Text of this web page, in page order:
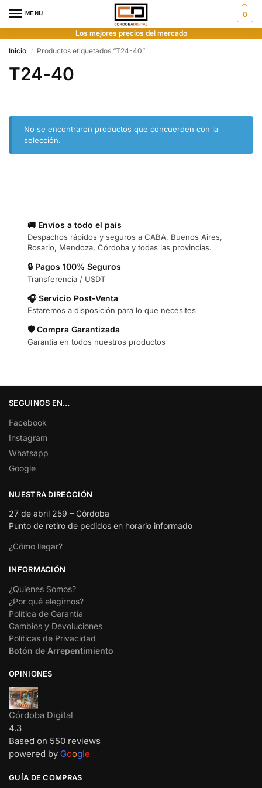
MENU 0
Los mejores precios del mercado
Inicio
/ Productos etiquetados “T24-40”
T24-40
No se encontraron productos que concuerden con la
selección.
🚚 Envíos a todo el país
Despachos rápidos y seguros a CABA, Buenos Aires,
Rosario, Mendoza, Córdoba y todas las provincias.
🔒 Pagos 100% Seguros
Transferencia / USDT
🎧 Servicio Post-Venta
Estaremos a disposición para lo que necesites
🛡️ Compra Garantizada
Garantía en todos nuestros productos
SEGUINOS EN…
Facebook
Instagram
Whatsapp
Google
NUESTRA DIRECCIÓN
27 de abril 259 – Córdoba
Punto de retiro de pedidos en horario informado
¿Cómo llegar?
INFORMACIÓN
¿Quienes Somos?
¿Por qué elegirnos?
Política de Garantía
Cambios y Devoluciones
Políticas de Privacidad
Botón de Arrepentimiento
OPINIONES
Córdoba Digital
4.3
Based on 550 reviews
powered by Google
GUÍA DE COMPRAS